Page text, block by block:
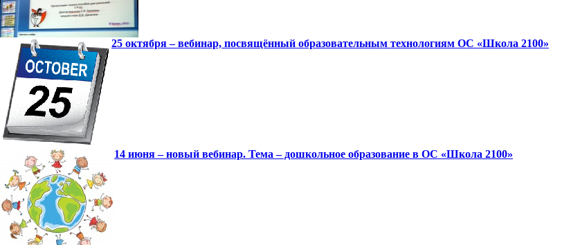
25 октября – вебинар, посвящённый образовательным технологиям ОС «Школа 2100»
14 июня – новый вебинар. Тема – дошкольное образование в ОС «Школа 2100»